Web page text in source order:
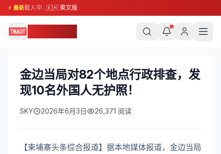
⚡ 最新载入中...🇰🇭 柬文版
金边当局对82个地点行政排查，发
现10名外国人无护照！
SKY 2026年6月3日 26,371 阅读
【柬埔寨头条综合报道】据本地媒体报道，金边当局